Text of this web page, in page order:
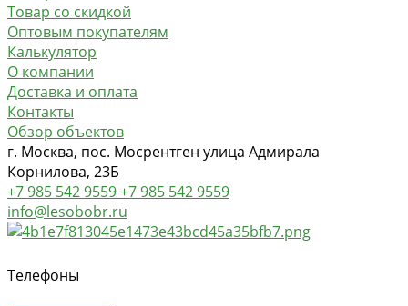
Товар со скидкой
Оптовым покупателям
Калькулятор
О компании
Доставка и оплата
Контакты
Обзор объектов
г. Москва, пос. Мосрентген улица Адмирала
Корнилова, 23Б
+7 985 542 9559+7 985 542 9559
info@lesobobr.ru
Телефоны